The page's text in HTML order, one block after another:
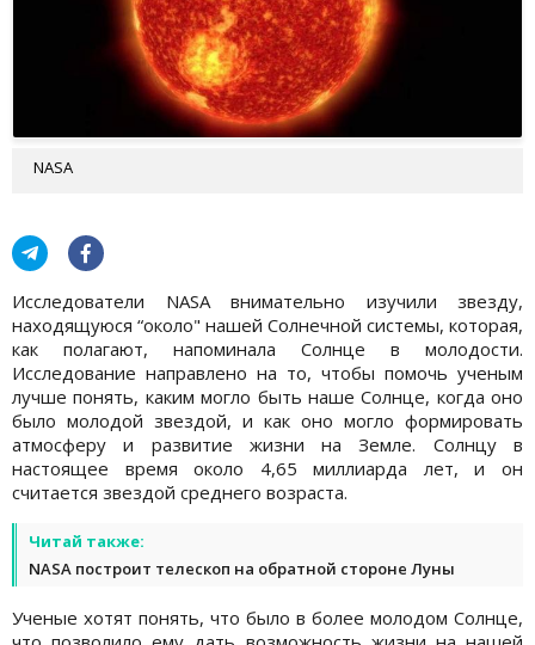
NASA
Исследователи NASA внимательно изучили звезду,
находящуюся “около" нашей Солнечной системы, которая,
как полагают, напоминала Солнце в молодости.
Исследование направлено на то, чтобы помочь ученым
лучше понять, каким могло быть наше Солнце, когда оно
было молодой звездой, и как оно могло формировать
атмосферу и развитие жизни на Земле. Солнцу в
настоящее время около 4,65 миллиарда лет, и он
считается звездой среднего возраста.
Читай также:
NASA построит телескоп на обратной стороне Луны
Ученые хотят понять, что было в более молодом Солнце,